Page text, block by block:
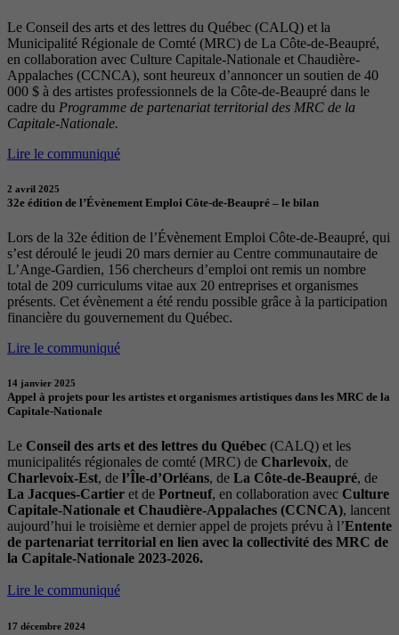
Le Conseil des arts et des lettres du Québec (CALQ) et la
Municipalité Régionale de Comté (MRC) de La Côte-de-Beaupré,
en collaboration avec Culture Capitale-Nationale et Chaudière-
Appalaches (CCNCA), sont heureux d’annoncer un soutien de 40
000 $ à des artistes professionnels de la Côte-de-Beaupré dans le
cadre du Programme de partenariat territorial des MRC de la
Capitale-Nationale.
Lire le communiqué
2 avril 2025
32e édition de l’Évènement Emploi Côte-de-Beaupré – le bilan
Lors de la 32e édition de l’Évènement Emploi Côte-de-Beaupré, qui
s’est déroulé le jeudi 20 mars dernier au Centre communautaire de
L’Ange-Gardien, 156 chercheurs d’emploi ont remis un nombre
total de 209 curriculums vitae aux 20 entreprises et organismes
présents. Cet évènement a été rendu possible grâce à la participation
financière du gouvernement du Québec.
Lire le communiqué
14 janvier 2025
Appel à projets pour les artistes et organismes artistiques dans les MRC de la
Capitale-Nationale
Le Conseil des arts et des lettres du Québec (CALQ) et les
municipalités régionales de comté (MRC) de Charlevoix, de
Charlevoix-Est, de l’Île-d’Orléans, de La Côte-de-Beaupré, de
La Jacques-Cartier et de Portneuf, en collaboration avec Culture
Capitale-Nationale et Chaudière-Appalaches (CCNCA), lancent
aujourd’hui le troisième et dernier appel de projets prévu à l’Entente
de partenariat territorial en lien avec la collectivité des MRC de
la Capitale-Nationale 2023-2026.
Lire le communiqué
17 décembre 2024